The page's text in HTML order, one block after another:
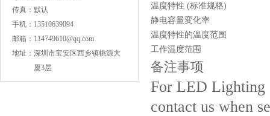
传真： 默认
手机： 13510639094
邮箱： 114749610@qq.com
地址： 深圳市宝安区西乡镇桃源大
厦3层
温度特性 (标准规格)
静电容量変化率
温度特性的温度范围
工作温度范围
备注事项
For LED Lighting
contact us when